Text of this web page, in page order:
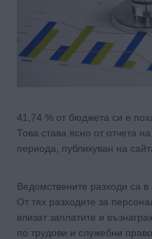
41,74 % от бюджета си е
Това става ясно от отчета
периода, публикуван на
Ведомствените разходи са
От тях разходите за
влизат заплатите и
по трудови и служебни